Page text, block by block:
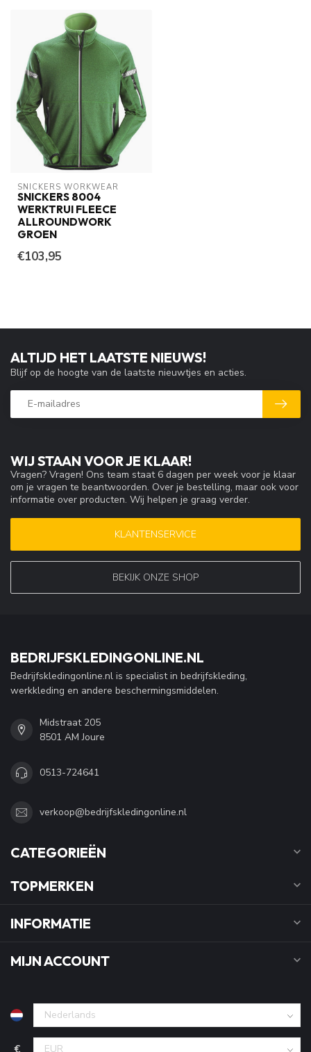
SNICKERS WORKWEAR
SNICKERS 8004
WERKTRUI FLEECE
ALLROUNDWORK
GROEN
€103,95
WIJ STAAN VOOR JE KLAAR!
Vragen? Vragen! Ons team staat 6 dagen per week voor je klaar
om je vragen te beantwoorden. Over je bestelling, maar ook voor
informatie over producten. Wij helpen je graag verder.
KLANTENSERVICE
BEKIJK ONZE SHOP
ALTIJD HET LAATSTE NIEUWS!
Blijf op de hoogte van de laatste nieuwtjes en acties.
BEDRIJFSKLEDINGONLINE.NL
Bedrijfskledingonline.nl is specialist in bedrijfskleding,
werkkleding en andere beschermingsmiddelen.
Midstraat 205
8501 AM Joure
0513-724641
verkoop@bedrijfskledingonline.nl
CATEGORIEËN
TOPMERKEN
INFORMATIE
MIJN ACCOUNT
€